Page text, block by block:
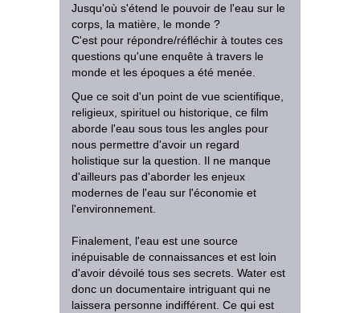
Jusqu'où s'étend le pouvoir de l'eau sur le
corps, la matière, le monde ?
C'est pour répondre/réfléchir à toutes ces
questions qu'une enquête à travers le
monde et les époques a été menée.
Que ce soit d'un point de vue scientifique,
religieux, spirituel ou historique, ce film
aborde l'eau sous tous les angles pour
nous permettre d'avoir un regard
holistique sur la question. Il ne manque
d'ailleurs pas d'aborder les enjeux
modernes de l'eau sur l'économie et
l'environnement.
Finalement, l'eau est une source
inépuisable de connaissances et est loin
d'avoir dévoilé tous ses secrets. Water est
donc un documentaire intriguant qui ne
laissera personne indifférent. Ce qui est